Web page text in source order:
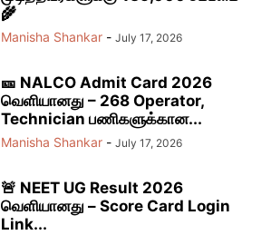
🌾
Manisha Shankar - July 17, 2026
🎫 NALCO Admit Card 2026
வெளியானது – 268 Operator,
Technician பணிகளுக்கான...
Manisha Shankar - July 17, 2026
🚨 NEET UG Result 2026
வெளியானது – Score Card Login
Link...